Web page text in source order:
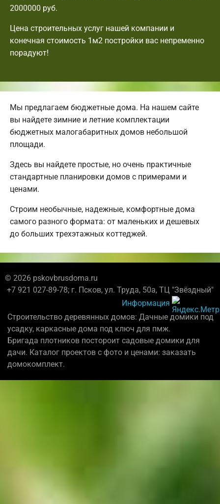
2000000 руб.
Цена строительных услуг нашей компании и
конечная стоимость 1м2 постройки вас непременно
порадуют!
Мы предлагаем бюджетные дома. На нашем сайте
вы найдете зимние и летние комплектации
бюджетных малогабаритных домов небольшой
площади.
Здесь вы найдете простые, но очень практичные
стандартные планировки домов с примерами и
ценами.
Строим необычные, надежные, комфортные дома
самого разного формата: от маленьких и дешевых
до больших трехэтажных коттеджей.
© 2026 pskovbrusdoma.ru
+7 921 027-89-78; г. Псков, ул. Труда, 50а, ТЦ "Звёздный"
Информация
Строительство деревянных домов: Дачные домики под
усадку, каркасные дома под ключ для пмж.
Бригада плотников постороит садовые домики для
дачи. Каталог проектов с фото и ценами: заказать
домокомплект.